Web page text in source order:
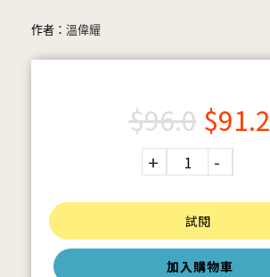
作者： 溫偉耀
加入購物車
試閱
$96.0 $91.2